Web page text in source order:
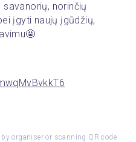
norinčių
įgyti naujų įgūdžių,
by organiser or scanning QR code